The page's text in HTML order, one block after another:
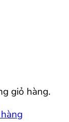
giỏ hàng.